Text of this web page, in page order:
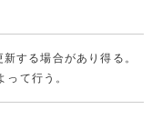
する場合があり得る。
って行う。